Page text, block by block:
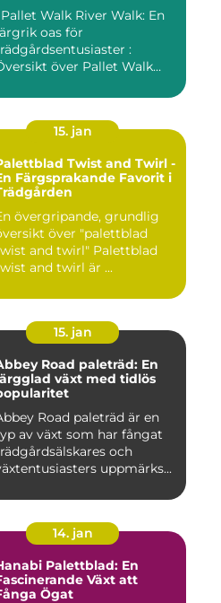
Walk River Walk: En
oas för
:
över Pallet Walk
15. jan
Twist and Twirl -
Färgsprakande Favorit i
övergripande, grundlig
över "palettblad
and twirl" Palettblad
and twirl är ...
15. jan
Road paleträd: En
växt med tidlös
Road paleträd är en
av växt som har fångat
och
uppmärks...
14. jan
Palettblad: En
Växt att
Ögat